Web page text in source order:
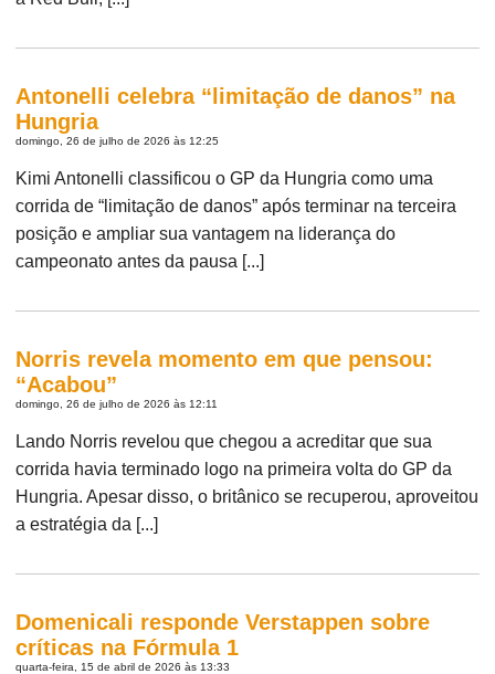
Antonelli celebra “limitação de danos” na
Hungria
domingo, 26 de julho de 2026 às 12:25
Kimi Antonelli classificou o GP da Hungria como uma
corrida de “limitação de danos” após terminar na terceira
posição e ampliar sua vantagem na liderança do
campeonato antes da pausa [...]
Norris revela momento em que pensou:
“Acabou”
domingo, 26 de julho de 2026 às 12:11
Lando Norris revelou que chegou a acreditar que sua
corrida havia terminado logo na primeira volta do GP da
Hungria. Apesar disso, o britânico se recuperou, aproveitou
a estratégia da [...]
Domenicali responde Verstappen sobre
críticas na Fórmula 1
quarta-feira, 15 de abril de 2026 às 13:33